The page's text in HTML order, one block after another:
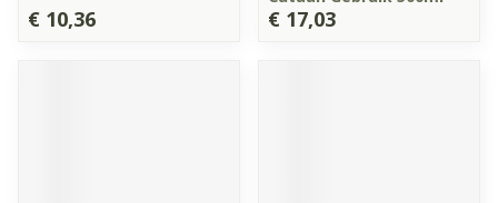
€ 10,36 € 17,03